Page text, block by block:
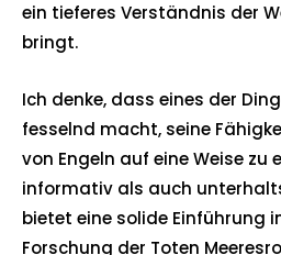
ein tieferes Verständnis der
bringt.
Ich denke, dass eines der
fesselnd macht, seine
von Engeln auf eine Weise zu
informativ als auch
bietet eine solide Einführung
Forschung der Toten